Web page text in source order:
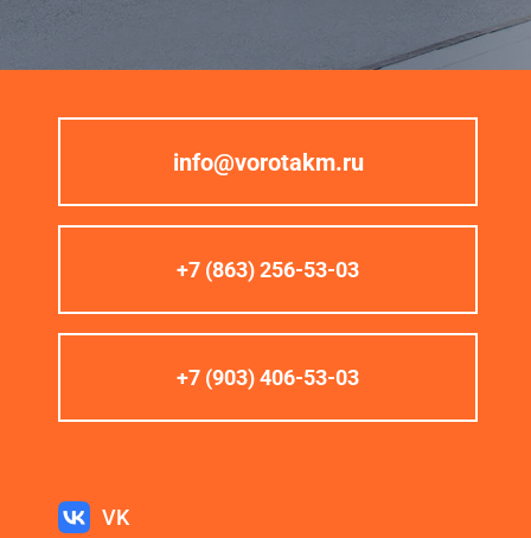
info@vorotakm.ru
+7 (863) 256-53-03
+7 (903) 406-53-03
VK